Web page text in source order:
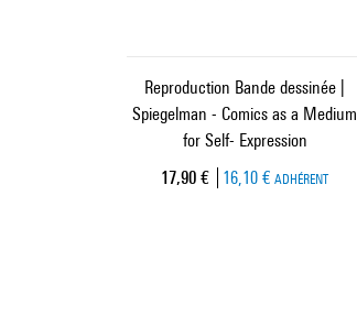
Reproduction Bande dessinée |
Spiegelman - Comics as a Medium
for Self- Expression
Prix ​​actuel
17,90 € 16,10 € ADHÉRENT